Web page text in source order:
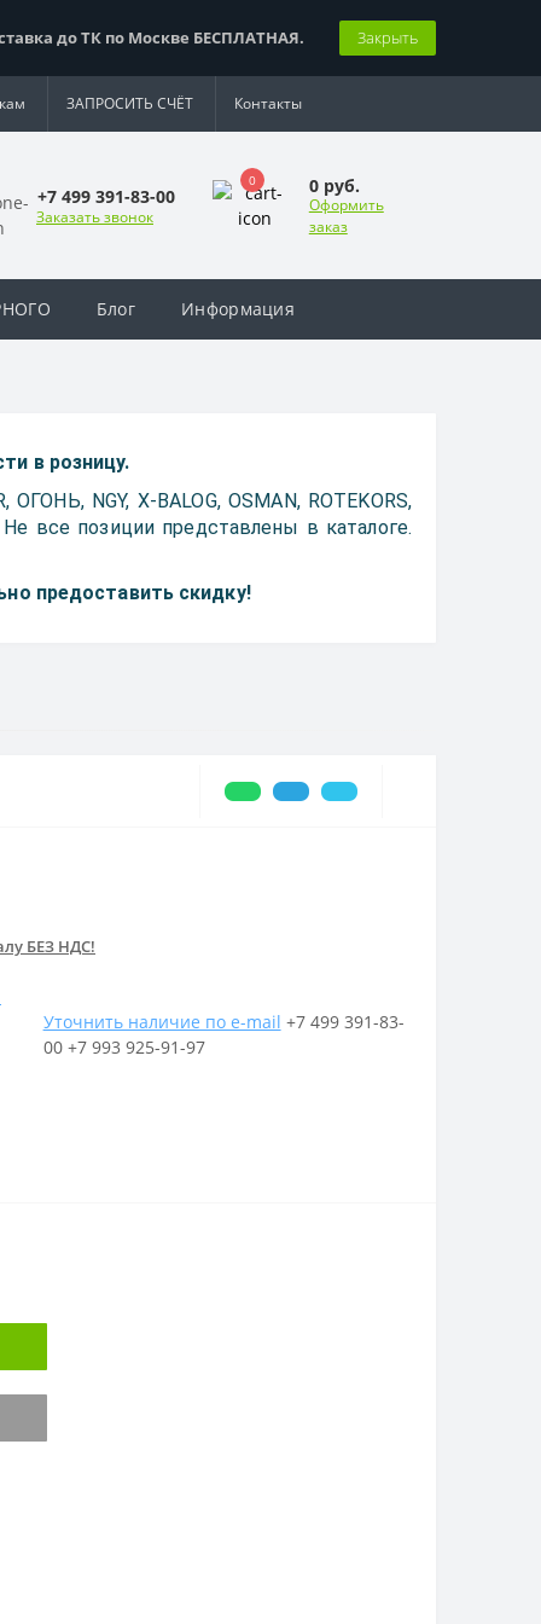
до ТК по Москве БЕСПЛАТНАЯ. Закрыть
ЗАПРОСИТЬ СЧЁТ Контакты
+7 499 391-83-00
Заказать звонок
0 0 руб.
Оформить
заказ
Блог Информация
в розницу.
NGY, X-BALOG, OSMAN, ROTEKORS,
Не все позиции представлены в каталоге.
предоставить скидку!
БЕЗ НДС!
Уточнить наличие по e-mail +7 499 391-83-
00 +7 993 925-91-97